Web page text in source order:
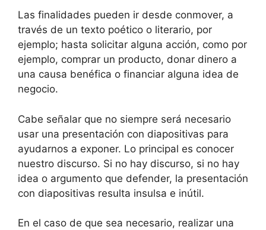
Las finalidades pueden ir desde conmover, a
través de un texto poético o literario, por
ejemplo; hasta solicitar alguna acción, como por
ejemplo, comprar un producto, donar dinero a
una causa benéfica o financiar alguna idea de
negocio.
Cabe señalar que no siempre será necesario
usar una presentación con diapositivas para
ayudarnos a exponer. Lo principal es conocer
nuestro discurso. Si no hay discurso, si no hay
idea o argumento que defender, la presentación
con diapositivas resulta insulsa e inútil.
En el caso de que sea necesario, realizar una